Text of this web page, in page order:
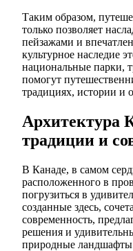
Таким образом,
только позволяет
пейзажами и
культурное наследие
национальные парки,
помогут
традициях, истории и
Архитектура
традиции и
В Канаде, в самом
расположенного в
погрузиться в
созданные здесь,
современность,
решения и
природные